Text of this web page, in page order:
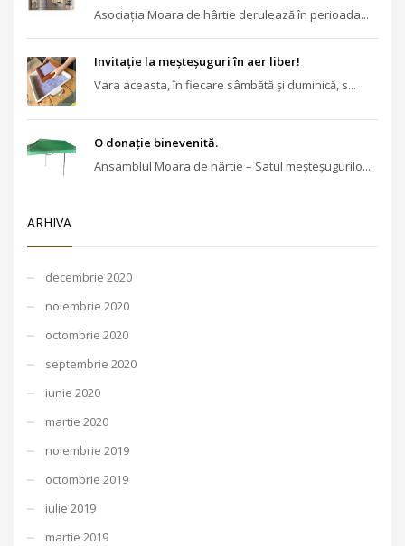
Asociația Moara de hârtie derulează în perioada...
Invitație la meșteșuguri în aer liber!
Vara aceasta, în fiecare sâmbătă și duminică, s...
O donație binevenită.
Ansamblul Moara de hârtie – Satul meşteşugurilo...
ARHIVA
decembrie 2020
noiembrie 2020
octombrie 2020
septembrie 2020
iunie 2020
martie 2020
noiembrie 2019
octombrie 2019
iulie 2019
martie 2019